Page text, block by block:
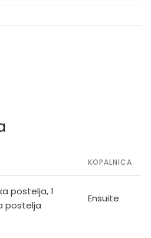
KOPALNICA
postelja, 1
postelja
Ensuite